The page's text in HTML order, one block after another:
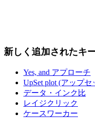
新しく追加されたキ
Yes, and アプローチ
UpSet plot (アップ
データ・インク比
レイジクリック
ケースワーカー